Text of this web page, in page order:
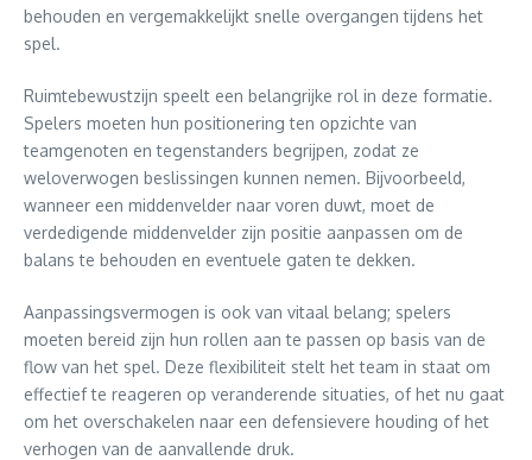
behouden en vergemakkelijkt snelle overgangen tijdens het
spel.
Ruimtebewustzijn speelt een belangrijke rol in deze formatie.
Spelers moeten hun positionering ten opzichte van
teamgenoten en tegenstanders begrijpen, zodat ze
weloverwogen beslissingen kunnen nemen. Bijvoorbeeld,
wanneer een middenvelder naar voren duwt, moet de
verdedigende middenvelder zijn positie aanpassen om de
balans te behouden en eventuele gaten te dekken.
Aanpassingsvermogen is ook van vitaal belang; spelers
moeten bereid zijn hun rollen aan te passen op basis van de
flow van het spel. Deze flexibiliteit stelt het team in staat om
effectief te reageren op veranderende situaties, of het nu gaat
om het overschakelen naar een defensievere houding of het
verhogen van de aanvallende druk.